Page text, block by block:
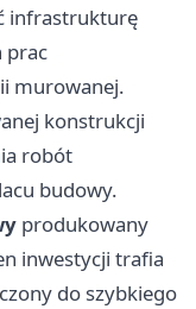
infrastrukturę
prac
murowanej.
konstrukcji
robót
budowy.
produkowany
inwestycji trafia
do szybkiego